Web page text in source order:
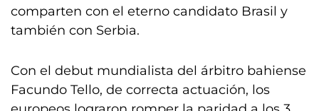
comparten con el eterno candidato Brasil y
también con Serbia.
Con el debut mundialista del árbitro bahiense
Facundo Tello, de correcta actuación, los